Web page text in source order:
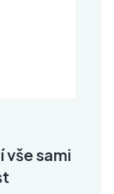
vše sami